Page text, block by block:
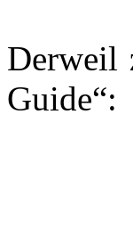
Derweil
Guide“: